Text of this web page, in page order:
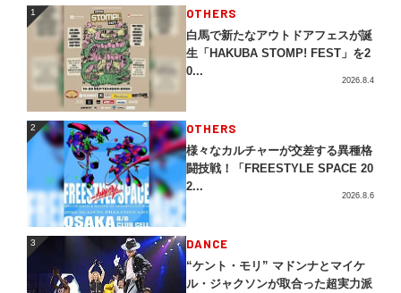
1 OTHERS
白馬で新たなアウトドアフェスが誕
生「HAKUBA STOMP! FEST」を2
0...
2026.8.4
2 OTHERS
様々なカルチャーが交差する異種格
闘技戦！「FREESTYLE SPACE 20
2...
2026.8.6
3 DANCE
“ケント・モリ” マドンナとマイケ
ル・ジャクソンが取合った超実力派